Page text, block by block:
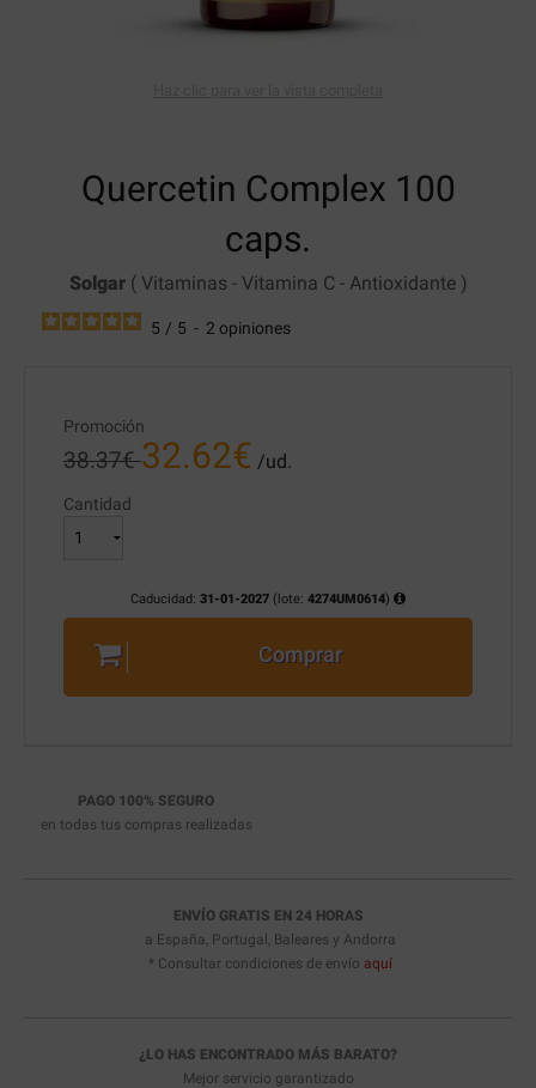
Quercetin Complex 100
caps.
Solgar( Vitaminas - Vitamina C - Antioxidante)
5 / 5 - 2 opiniones
Promoción
38.37€ 32.62€ /ud.
Cantidad
Caducidad: 31-01-2027 (lote: 4274UM0614)
Comprar
PAGO 100% SEGURO
en todas tus compras realizadas
ENVÍO GRATIS EN 24 HORAS
a España, Portugal, Baleares y Andorra
* Consultar condiciones de envío aquí
¿LO HAS ENCONTRADO MÁS BARATO?
Mejor servicio garantizado